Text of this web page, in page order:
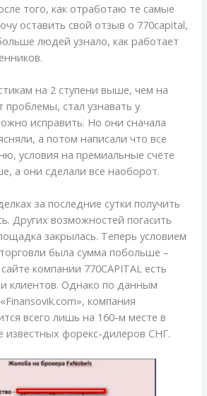
того, как отработаю те самые
оставить свой отзыв о 770capital,
людей узнало, как работает
на 2 ступени выше, чем на
стал узнавать у
исправить. Но они сначала
а потом написали что все
условия на премиальные счёте
а они сделали все наоборот.
за последние сутки получить
Других возможностей погасить
закрылась. Теперь условием
была сумма побольше –
компании 770CAPITAL есть
клиентов. Однако по данным
компания
всего лишь на 160-м месте в
известных форекс-дилеров СНГ.